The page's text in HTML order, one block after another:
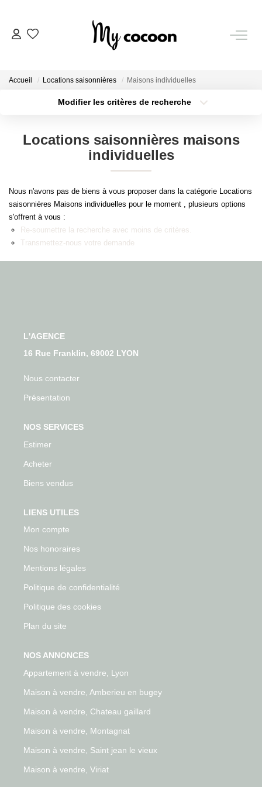
CHASSE IMMOBILIÈRE
NOTRE AGENCE
Qui Sommes-Nous
Accueil Locations saisonnières Maisons individuelles
Modifier les critères de recherche
Budget max
Locations saisonnières maisons
individuelles
Nous n'avons pas de biens à vous proposer dans la catégorie Locations
saisonnières Maisons individuelles pour le moment , plusieurs options
s'offrent à vous :
Re-soumettre la recherche avec moins de critères.
Transmettez-nous votre demande
L'AGENCE
16 Rue Franklin, 69002 LYON
Nous contacter
Présentation
NOS SERVICES
Estimer
Acheter
Biens vendus
LIENS UTILES
Mon compte
Nos honoraires
Mentions légales
Politique de confidentialité
Politique des cookies
Plan du site
NOS ANNONCES
Appartement à vendre, Lyon
Maison à vendre, Amberieu en bugey
Maison à vendre, Chateau gaillard
Maison à vendre, Montagnat
Maison à vendre, Saint jean le vieux
Maison à vendre, Viriat